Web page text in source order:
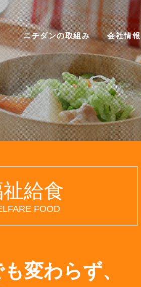
ニチダンの取組み 会社情報
給食
FOOD
変わらず、